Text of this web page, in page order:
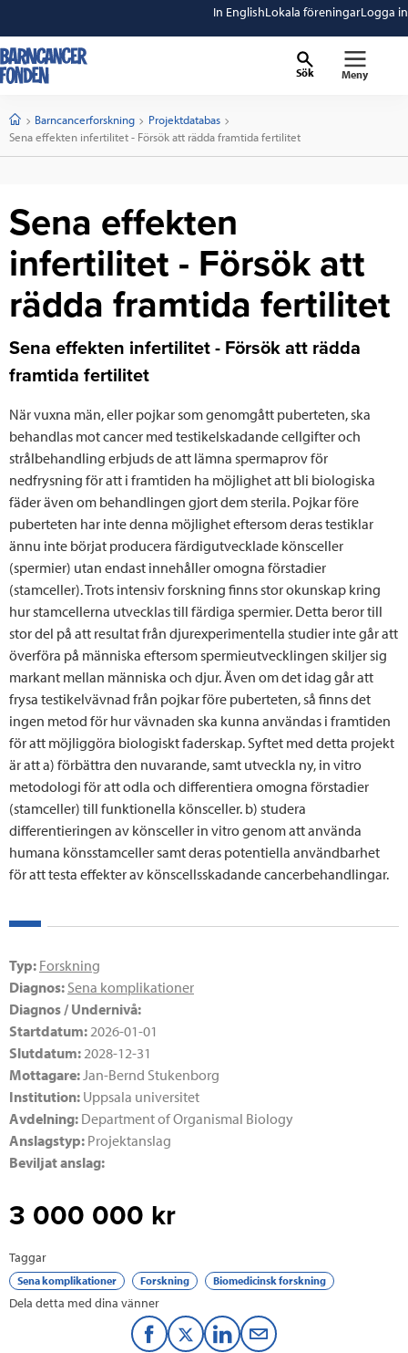
In EnglishLokala föreningarLogga in
Sök Meny
StartBarncancerforskning
Projektdatabas
Current:
Sena effekten infertilitet - Försök att rädda framtida fertilitet
Sena effekten
infertilitet - Försök att
rädda framtida fertilitet
Sena effekten infertilitet - Försök att rädda
framtida fertilitet
När vuxna män, eller pojkar som genomgått puberteten, ska
behandlas mot cancer med testikelskadande cellgifter och
strålbehandling erbjuds de att lämna spermaprov för
nedfrysning för att i framtiden ha möjlighet att bli biologiska
fäder även om behandlingen gjort dem sterila. Pojkar före
puberteten har inte denna möjlighet eftersom deras testiklar
ännu inte börjat producera färdigutvecklade könsceller
(spermier) utan endast innehåller omogna förstadier
(stamceller). Trots intensiv forskning finns stor okunskap kring
hur stamcellerna utvecklas till färdiga spermier. Detta beror till
stor del på att resultat från djurexperimentella studier inte går att
överföra på människa eftersom spermieutvecklingen skiljer sig
markant mellan människa och djur. Även om det idag går att
frysa testikelvävnad från pojkar före puberteten, så finns det
ingen metod för hur vävnaden ska kunna användas i framtiden
för att möjliggöra biologiskt faderskap. Syftet med detta projekt
är att a) förbättra den nuvarande, samt utveckla ny, in vitro
metodologi för att odla och differentiera omogna förstadier
(stamceller) till funktionella könsceller. b) studera
differentieringen av könsceller in vitro genom att använda
humana könsstamceller samt deras potentiella användbarhet
för att testa effekter av könscellsskadande cancerbehandlingar.
Typ: Forskning
Diagnos: Sena komplikationer
Diagnos / Undernivå:
Startdatum:2026-01-01
Slutdatum:2028-12-31
Mottagare:Jan-Bernd Stukenborg
Institution: Uppsala universitet
Avdelning: Department of Organismal Biology
Anslagstyp: Projektanslag
Beviljat anslag:
3 000 000 kr
Taggar
Sena komplikationer Forskning Biomedicinsk forskning
Dela detta med dina vänner
F
T
L
M